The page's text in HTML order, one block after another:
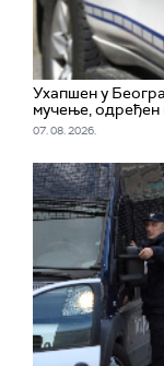
Ухапшен у
мучење, одређен
07. 08. 2026.